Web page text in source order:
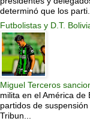
determinó que los parti...
Futbolistas y D.T.
Miguel Terceros
milita en el América
partidos de
Tribun...